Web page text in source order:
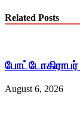
Related Posts
August 6, 2026